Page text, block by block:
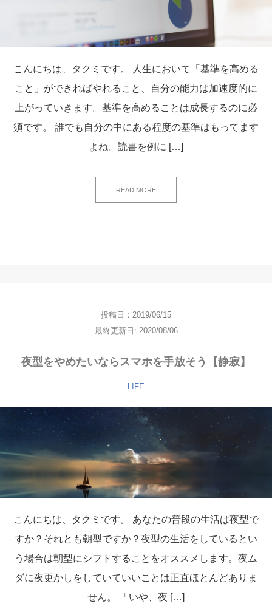
こんにちは、タクミです。 人生において「基準を高める
こと」ができればやれること、自分の能力は加速度的に
上がっていきます。基準を高めることは成長するのに必
須です。 誰でも自分の中にある程度の基準はもってます
よね。読書を例に […]
READ MORE
投稿日：2019/06/15
最終更新日: 2020/08/06
夜型をやめたいならスマホを手放そう【静寂】
LIFE
こんにちは、タクミです。 あなたの普段の生活は夜型で
すか？それとも朝型ですか？夜型の生活をしているとい
う場合は朝型にシフトすることをオススメします。夜ム
ダに夜更かしをしていていいことは正直ほとんどありま
せん。 「いや、夜 […]